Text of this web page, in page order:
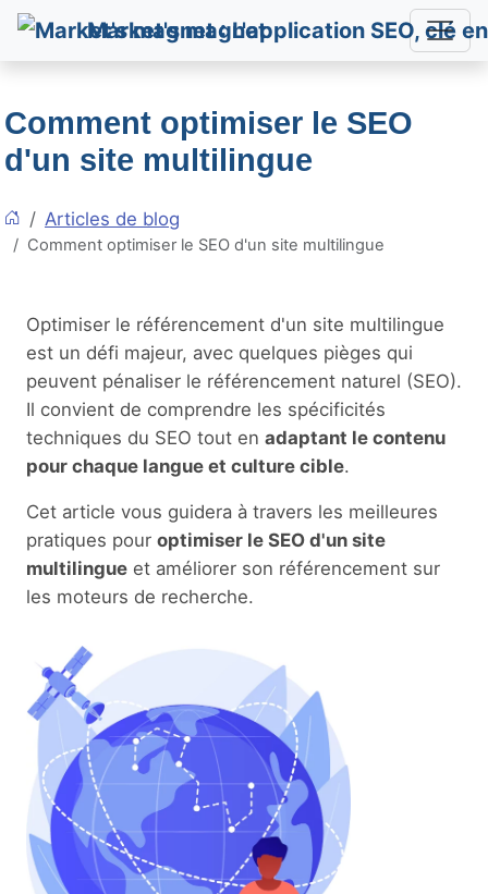
Market's magnet
Comment optimiser le SEO
d'un site multilingue
Articles de blog
Comment optimiser le SEO d'un site multilingue
Optimiser le référencement d'un site multilingue
est un défi majeur, avec quelques pièges qui
peuvent pénaliser le référencement naturel (SEO).
Il convient de comprendre les spécificités
techniques du SEO tout en adaptant le contenu
pour chaque langue et culture cible.
Cet article vous guidera à travers les meilleures
pratiques pour optimiser le SEO d'un site
multilingue et améliorer son référencement sur
les moteurs de recherche.